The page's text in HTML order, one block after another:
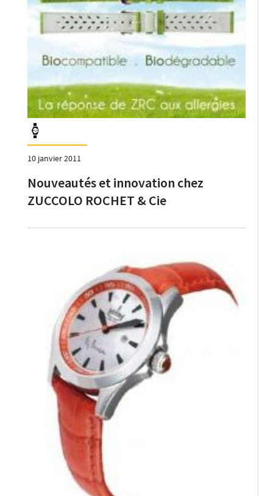
10 janvier 2011
Nouveautés et innovation chez
ZUCCOLO ROCHET & Cie